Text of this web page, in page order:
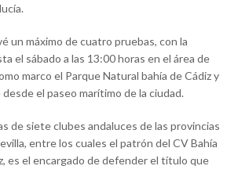
un máximo de cuatro pruebas, con la
el sábado a las 13:00 horas en el área de
marco el Parque Natural bahía de Cádiz y
el paseo marítimo de la ciudad.
de siete clubes andaluces de las provincias
entre los cuales el patrón del CV Bahía
es el encargado de defender el título que